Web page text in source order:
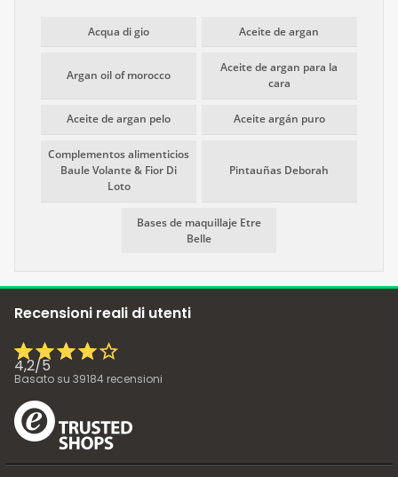
Acqua di gio Aceite de argan
Argan oil of morocco
Aceite de argan para la
cara
Aceite de argan pelo Aceite argán puro
Complementos alimenticios
Baule Volante & Fior Di
Loto
Pintauñas Deborah
Bases de maquillaje Etre
Belle
Recensioni reali di utenti
4,2/5
Basato su 39184 recensioni